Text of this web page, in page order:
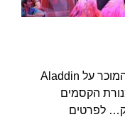
אלאדין בהפקת ענק של דיסני! הסיפור המוכר על Aladdin
הקסמים
לפרטים